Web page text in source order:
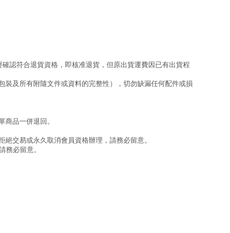
認符合退貨資格，即核准退貨，但原出貨運費因已有出貨程
及所有附隨文件或資料的完整性），切勿缺漏任何配件或損
品一併退回。
交易或永久取消會員資格辦理，請務必留意。
務必留意。